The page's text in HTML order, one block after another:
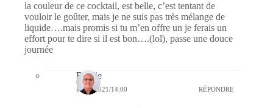
la couleur de ce cocktail, est belle, c’est tentant de
vouloir le goûter, mais je ne suis pas très mélange de
liquide….mais promis si tu m’en offre un je ferais un
effort pour te dire si il est bon….(lol), passe une douce
journée
Bernie
13/04/2021/14:00 RÉPONDRE